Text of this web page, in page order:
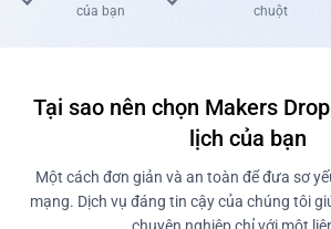
của bạn
chuột
Tại sao nên chọn Makers
lịch của bạn
Một cách đơn giản và an toàn để đưa sơ
mạng. Dịch vụ đáng tin cậy của chúng tôi